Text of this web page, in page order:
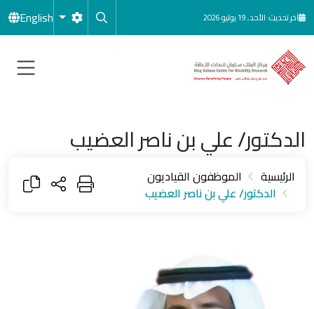
تجاوز إلى المحتوى الرئيسي
آخر تحديث: الأحد, 19 يوليو 2026 English
الدكتور/ علي بن ناصر العضيب
الرئيسية
الموظفون القياديون
الدكتور/ علي بن ناصر العضيب